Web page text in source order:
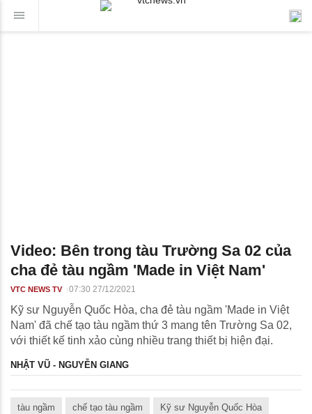
Video: Bên trong tàu Trường Sa 02 của
cha đẻ tàu ngầm 'Made in Việt Nam'
VTC NEWS TV 07:30 27/12/2021
Kỹ sư Nguyễn Quốc Hòa, cha đẻ tàu ngầm 'Made in Việt
Nam' đã chế tạo tàu ngầm thứ 3 mang tên Trường Sa 02,
với thiết kế tinh xảo cùng nhiều trang thiết bị hiện đại.
NHẬT VŨ - NGUYỄN GIANG
tàu ngầm chế tạo tàu ngầm Kỹ sư Nguyễn Quốc Hòa